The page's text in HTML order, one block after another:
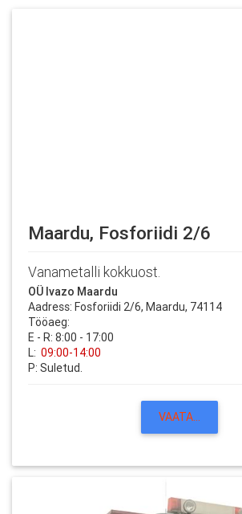
Maardu, Fosforiidi 2/6
Vanametalli kokkuost.
OÜ Ivazo Maardu
Aadress: Fosforiidi 2/6, Maardu, 74114
Tööaeg:
E - R: 8:00 - 17:00
L: 09:00-14:00
P: Suletud.
VAATA...